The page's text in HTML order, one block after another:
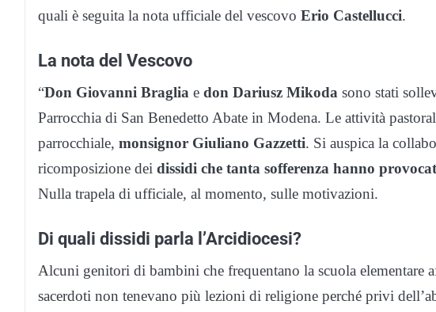
quali è seguita la nota ufficiale del vescovo Erio Castellucci.
La nota del Vescovo
“Don Giovanni Braglia e don Dariusz Mikoda sono stati
Parrocchia di San Benedetto Abate in Modena. Le attività
parrocchiale, monsignor Giuliano Gazzetti. Si auspica la
ricomposizione dei dissidi che tanta sofferenza hanno
Nulla trapela di ufficiale, al momento, sulle motivazioni.
Di quali dissidi parla l’Arcidiocesi?
Alcuni genitori di bambini che frequentano la scuola elementare
sacerdoti non tenevano più lezioni di religione perché privi